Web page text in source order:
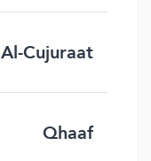
Al-Cujuraat
Qhaaf